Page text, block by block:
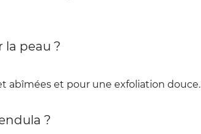
la peau ?
abîmées et pour une exfoliation douce.
?